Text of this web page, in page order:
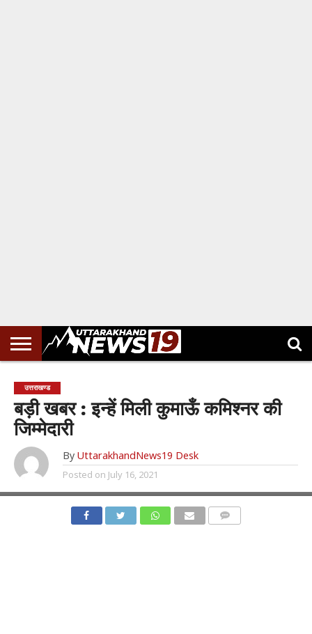
उत्तराखण्ड
बड़ी खबर : इन्हें मिली कुमाऊँ कमिश्नर की
जिम्मेदारी
By UttarakhandNews19 Desk
Posted on July 16, 2021